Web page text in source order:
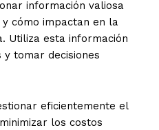
información valiosa
cómo impactan en la
Utiliza esta información
tomar decisiones
eficientemente el
los costos